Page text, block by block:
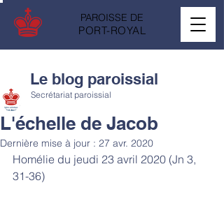
PAROISSE DE
PORT-ROYAL
L'échelle de Jacob
Secrétariat paroissial
Dernière mise à jour : 27 avr. 2020
Homélie du jeudi 23 avril 2020 (Jn 3,
31-36)
Le blog paroissial